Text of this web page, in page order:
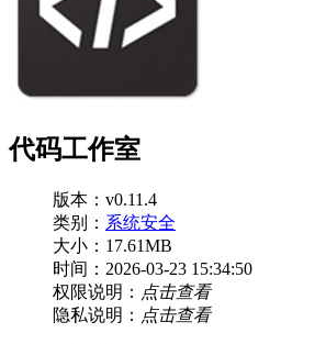
代码工作室
版本：v0.11.4
类别： 系统安全
大小：17.61MB
时间：2026-03-23 15:34:50
权限说明： 点击查看
隐私说明： 点击查看